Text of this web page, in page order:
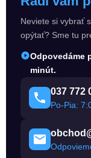
Neviete si vybrať
opýtať? Sme tu
Odpovedáme
minút.
037 772
Po-Pia: